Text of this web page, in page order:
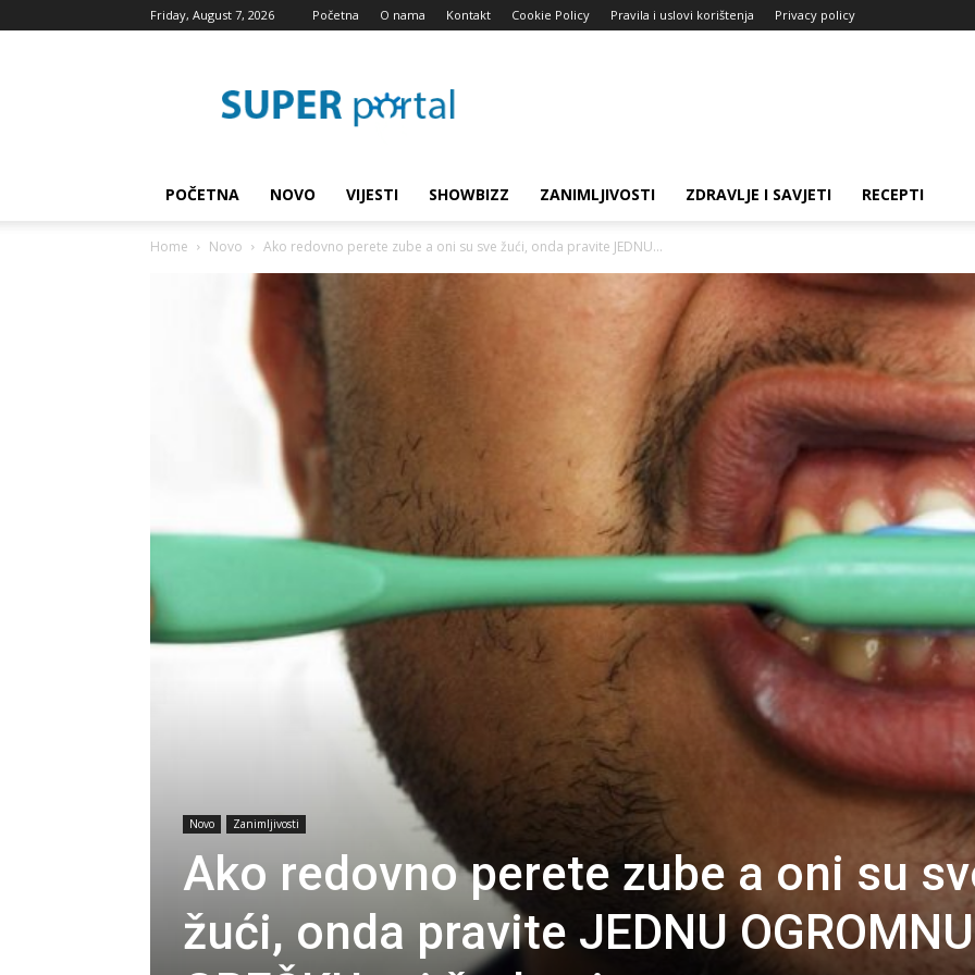
Friday, August 7, 2026 Početna O nama Kontakt Cookie Policy Pravila i uslovi korištenja Privacy policy
blog
POČETNA NOVO VIJESTI SHOWBIZZ ZANIMLJIVOSTI ZDRAVLJE I SAVJETI RECEPTI
Home Novo Ako redovno perete zube a oni su sve žući, onda pravite JEDNU...
Novo Zanimljivosti
Ako redovno perete zube a oni su
žući, onda pravite JEDNU OGROMNU